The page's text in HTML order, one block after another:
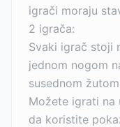
igrači moraju
2 igrača:
Svaki igrač stoji
jednom nogom
susednom
Možete igrati na
da koristite